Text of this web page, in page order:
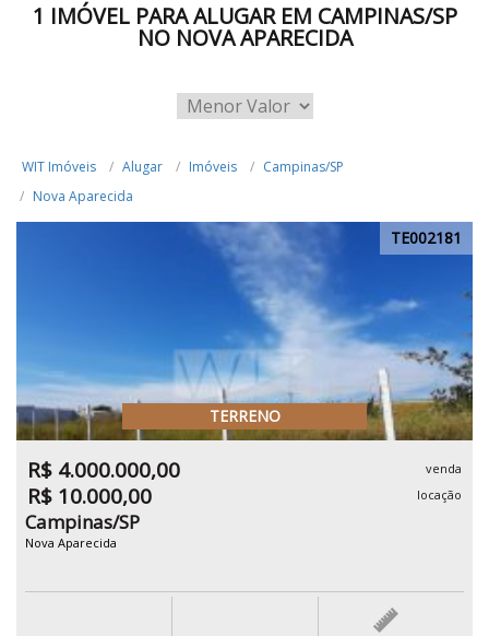
1 IMÓVEL PARA ALUGAR EM CAMPINAS/SP
NO NOVA APARECIDA
WIT Imóveis Alugar Imóveis
Campinas/SP
Nova Aparecida
TE002181
TERRENO
R$ 4.000.000,00 venda
R$ 10.000,00 locação
Campinas/SP
Nova Aparecida